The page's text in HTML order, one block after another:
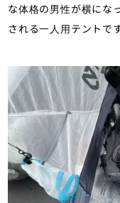
な体格の男性が横にな
される一人用テントです